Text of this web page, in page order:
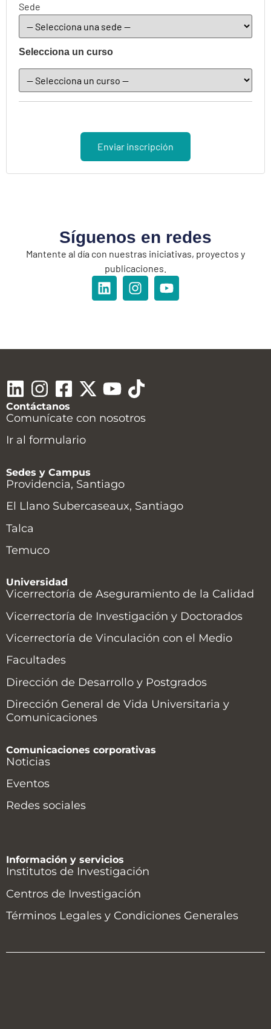
Sede
Selecciona un curso
Enviar inscripción
Síguenos en redes
Mantente al día con nuestras iniciativas, proyectos y
publicaciones.
Contáctanos
Comunícate con nosotros
Ir al formulario
Sedes y Campus
Providencia, Santiago
El Llano Subercaseaux, Santiago
Talca
Temuco
Universidad
Vicerrectoría de Aseguramiento de la Calidad
Vicerrectoría de Investigación y Doctorados
Vicerrectoría de Vinculación con el Medio
Facultades
Dirección de Desarrollo y Postgrados
Dirección General de Vida Universitaria y
Comunicaciones
Comunicaciones corporativas
Noticias
Eventos
Redes sociales
Información y servicios
Institutos de Investigación
Centros de Investigación
Términos Legales y Condiciones Generales